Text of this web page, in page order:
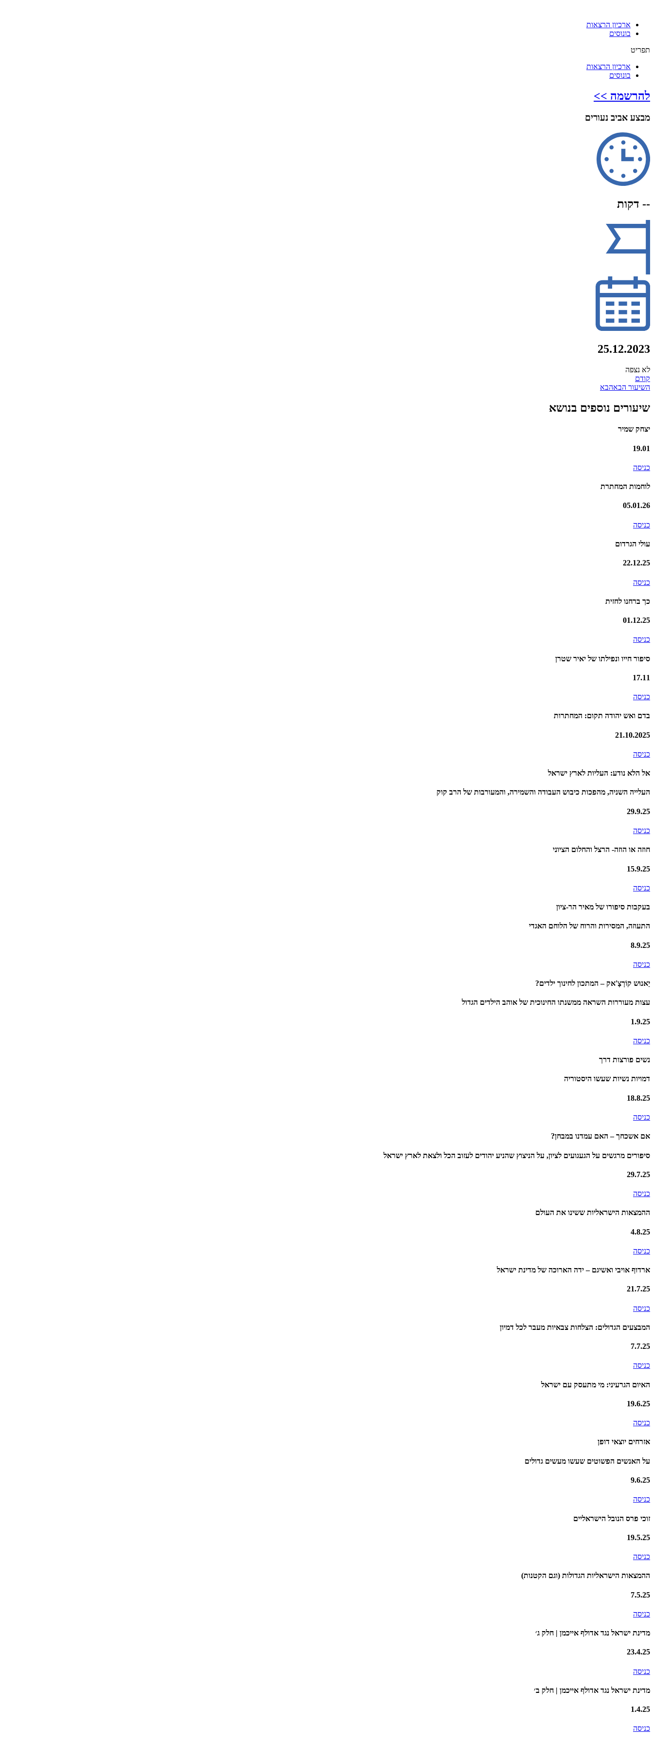
ארכיון הרצאות
בונוסים
תפריט
ארכיון הרצאות
בונוסים
להרשמה >>
מבצע אביב נעורים
-- דקות
25.12.2023
לא נצפה
קודם
השיעור הבאהבא
שיעורים נוספים בנושא
יצחק שמיר
19.01
כניסה
לוחמות המחתרת
05.01.26
כניסה
עולי הגרדום
22.12.25
כניסה
כך ברחנו לחזית
01.12.25
כניסה
סיפור חייו ונפילתו של יאיר שטרן
17.11
כניסה
בדם ואש יהודה תקום: המחתרות
21.10.2025
כניסה
אל הלא נודע: העליות לארץ ישראל
העלייה השניה, מהפכות כיבוש העבודה והשמירה, והמעורבות של הרב קוק
29.9.25
כניסה
חוזה או הוזה- הרצל והחלום הציוני
15.9.25
כניסה
בעקבות סיפורו של מאיר הר-ציון
התעוזה, המסירות והרוח של הלוחם האגדי
8.9.25
כניסה
יַאנוּש קוֹרְצָ'אק – המתכון לחינוך ילדים?
עצות מעוררות השראה ממשנתו החינוכית של אוהב הילדים הגדול
1.9.25
כניסה
נשים פורצות דרך
דמויות נשיות שעשו היסטוריה
18.8.25
כניסה
אם אשכחך – האם עמדנו במבחן?
סיפורים מרגשים על הגעגועים לציון, על הניצוץ שהניע יהודים לעזוב הכל ולצאת לארץ ישראל
29.7.25
כניסה
ההמצאות הישראליות ששינו את העולם
4.8.25
כניסה
ארדוף אויבי ואשיגם – ידה הארוכה של מדינת ישראל
21.7.25
כניסה
המבצעים הגדולים: הצלחות צבאיות מעבר לכל דמיון
7.7.25
כניסה
האיום הגרעיני: מי מתעסק עם ישראל
19.6.25
כניסה
אזרחים יוצאי דופן
על האנשים הפשוטים שעשו מעשים גדולים
9.6.25
כניסה
זוכי פרס הנובל הישראליים
19.5.25
כניסה
ההמצאות הישראליות הגדולות (וגם הקטנות)
7.5.25
כניסה
מדינת ישראל נגד אדולף אייכמן | חלק ג׳
23.4.25
כניסה
מדינת ישראל נגד אדולף אייכמן | חלק ב׳
1.4.25
כניסה